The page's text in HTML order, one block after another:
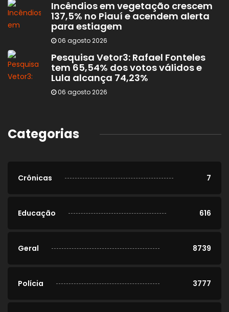
Incêndios em vegetação crescem
137,5% no Piauí e acendem alerta
para estiagem
06 agosto 2026
Pesquisa Vetor3: Rafael Fonteles
tem 65,54% dos votos válidos e
Lula alcança 74,23%
06 agosto 2026
Categorias
Crônicas 7
Educação 616
Geral 8739
Polícia 3777